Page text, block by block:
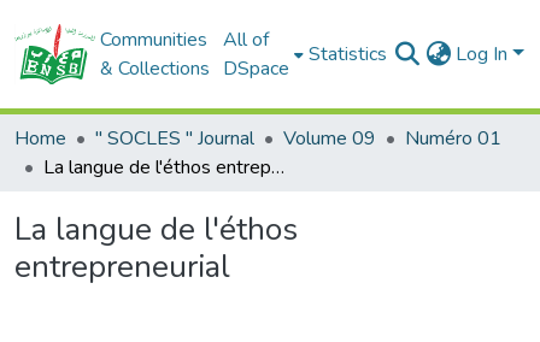
Communities
& Collections
All of
DSpace
Statistics Log In
Home " SOCLES " Journal Volume 09
Numéro 01
La langue de l'éthos entrepreneurial
La langue de l'éthos
entrepreneurial